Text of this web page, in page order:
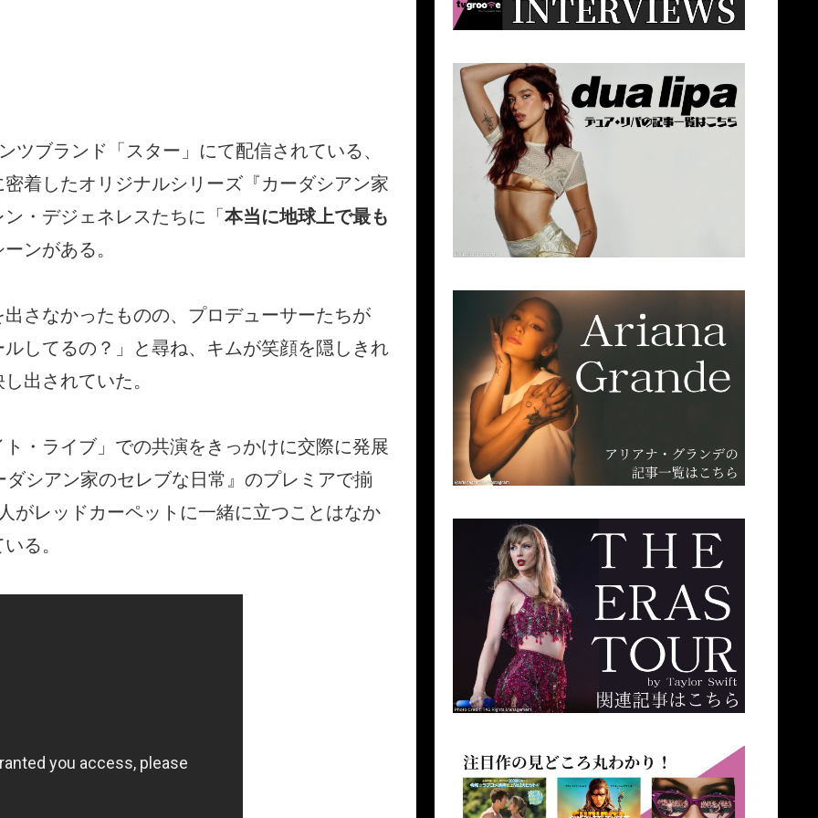
ブランド「スター」にて配信されている、
着したオリジナルシリーズ『カーダシアン家
・デジェネレスたちに「本当に地球上で最も
ンがある。
さなかったものの、プロデューサーたちが
してるの？」と尋ね、キムが笑顔を隠しきれ
出されていた。
・ライブ」での共演をきっかけに交際に発展
シアン家のセレブな日常』のプレミアで揃
がレッドカーペットに一緒に立つことはなか
る。